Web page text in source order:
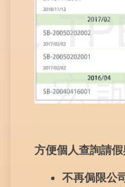
方便個人查詢請假
不再侷限公